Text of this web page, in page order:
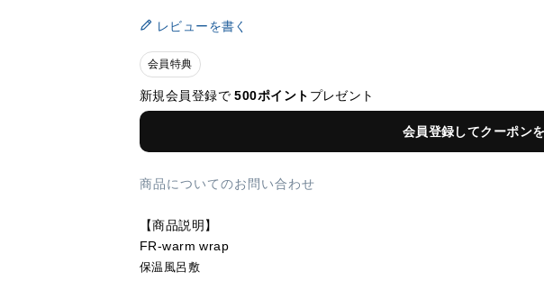
レビューを書く
会員特典
新規会員登録で500ポイント プレゼント
会員登録してクーポン
商品についてのお問い合わせ
【商品説明】
FR-warm wrap
保温風呂敷